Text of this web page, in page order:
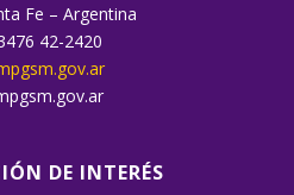
Fe – Argentina
42-2420
DE INTERÉS